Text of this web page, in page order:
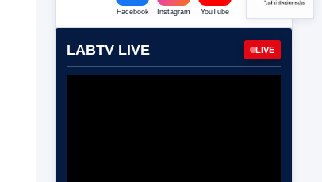
Facebook Instagram YouTube
LABTV LIVE LIVE